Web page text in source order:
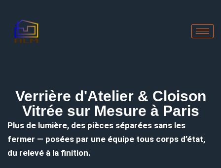
Verrière d'Atelier & Cloison
Vitrée sur Mesure à Paris
Plus de lumière, des pièces séparées sans les
fermer — posées par une équipe tous corps d’état,
du relevé à la finition.